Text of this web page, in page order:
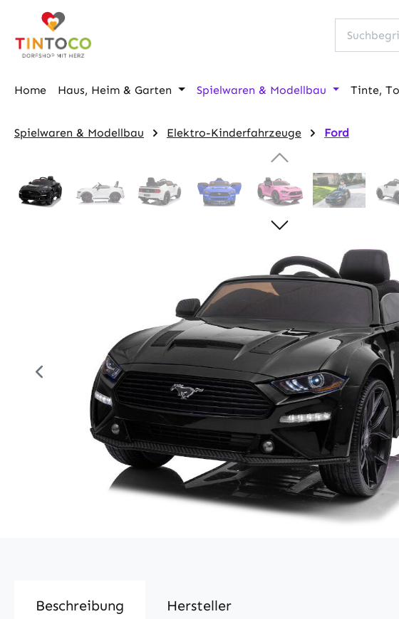
Hauptinhalt springen
Zur Suche springen
Zur Hauptnavigation springen
Home Haus, Heim & Garten Spielwaren & Modellbau Tinte,
Spielwaren & Modellbau Elektro-Kinderfahrzeuge Ford
Bildergalerie überspringen
Beschreibung Hersteller